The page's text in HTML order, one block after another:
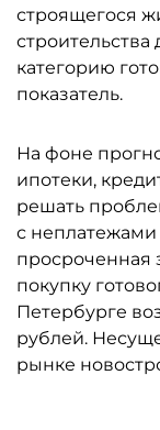
строящегося
категорию
показатель.
На фоне
ипотеки,
решать
с неплатежами
просроченная
покупку
Петербурге
рублей.
рынке